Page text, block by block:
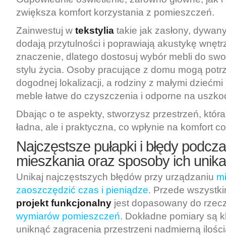
zwiększa komfort korzystania z pomieszczeń.
Zainwestuj w tekstylia takie jak zasłony,
dodają przytulności i poprawiają akustykę
znaczenie, dlatego dostosuj wybór mebli do
stylu życia. Osoby pracujące z domu mogą
dogodnej lokalizacji, a rodziny z małymi
meble łatwe do czyszczenia i odporne na
Dbając o te aspekty, stworzysz przestrzeń,
ładna, ale i praktyczna, co wpłynie na komfort
Najczęstsze pułapki i błędy
mieszkania oraz sposoby ich
Unikaj najczęstszych błędów przy urządzaniu
zaoszczędzić czas i pieniądze. Przede
projekt funkcjonalny jest dopasowany do
wymiarów pomieszczeń. Dokładne pomiary są
uniknąć zagracenia przestrzeni nadmierną